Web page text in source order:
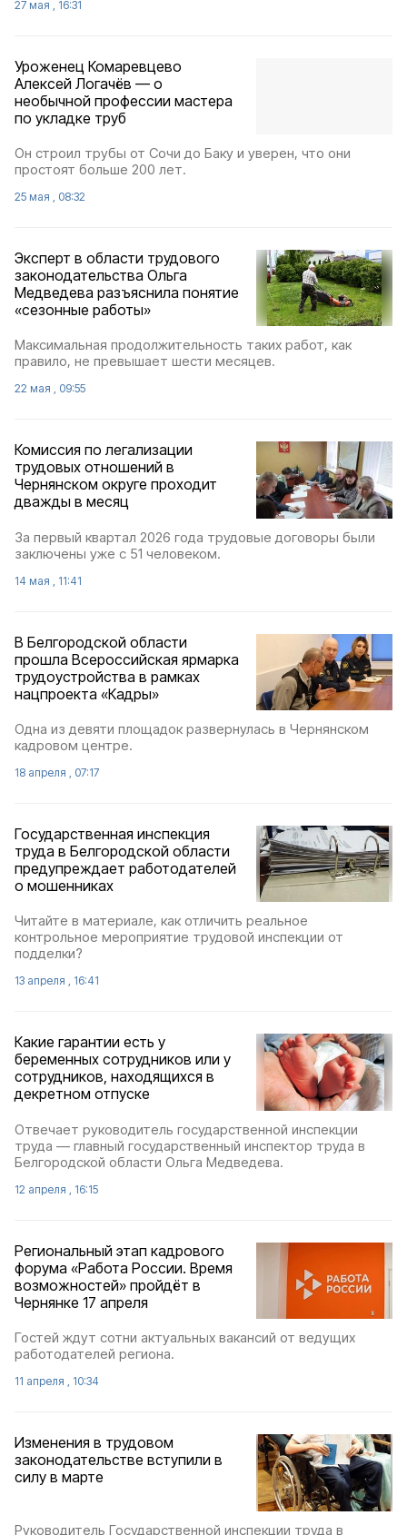
27 мая , 16:31
Уроженец Комаревцево
Алексей Логачёв — о
необычной профессии мастера
по укладке труб
Он строил трубы от Сочи до Баку и уверен, что они
простоят больше 200 лет.
25 мая , 08:32
Эксперт в области трудового
законодательства Ольга
Медведева разъяснила понятие
«сезонные работы»
Максимальная продолжительность таких работ, как
правило, не превышает шести месяцев.
22 мая , 09:55
Комиссия по легализации
трудовых отношений в
Чернянском округе проходит
дважды в месяц
За первый квартал 2026 года трудовые договоры были
заключены уже с 51 человеком.
14 мая , 11:41
В Белгородской области
прошла Всероссийская ярмарка
трудоустройства в рамках
нацпроекта «Кадры»
Одна из девяти площадок развернулась в Чернянском
кадровом центре.
18 апреля , 07:17
Государственная инспекция
труда в Белгородской области
предупреждает работодателей
о мошенниках
Читайте в материале, как отличить реальное
контрольное мероприятие трудовой инспекции от
подделки?
13 апреля , 16:41
Какие гарантии есть у
беременных сотрудников или у
сотрудников, находящихся в
декретном отпуске
Отвечает руководитель государственной инспекции
труда — главный государственный инспектор труда в
Белгородской области Ольга Медведева.
12 апреля , 16:15
Региональный этап кадрового
форума «Работа России. Время
возможностей» пройдёт в
Чернянке 17 апреля
Гостей ждут сотни актуальных вакансий от ведущих
работодателей региона.
11 апреля , 10:34
Изменения в трудовом
законодательстве вступили в
силу в марте
Руководитель Государственной инспекции труда в